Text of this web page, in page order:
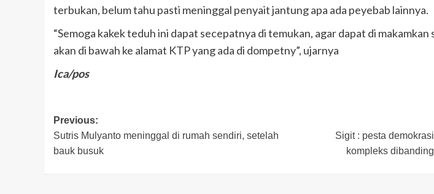
terbukan, belum tahu pasti meninggal penyait jantung apa ada peyebab lainnya.
“Semoga kakek teduh ini dapat secepatnya di temukan, agar dapat di makamkan
akan di bawah ke alamat KTP yang ada di dompetny”, ujarnya
Ica/pos
Post
navigation
Previous:
Sutris Mulyanto meninggal di rumah sendiri, setelah
bauk busuk
Sigit : pesta
kompleks